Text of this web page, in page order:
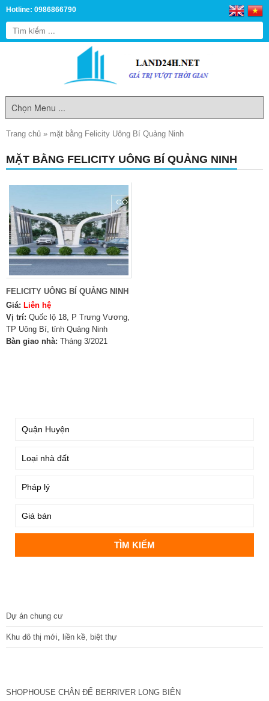
Hotline: 0986866790
Trang chủ » mặt bằng Felicity Uông Bí Quảng Ninh
MẶT BẰNG FELICITY UÔNG BÍ QUẢNG NINH
FELICITY UÔNG BÍ QUẢNG NINH
Giá: Liên hệ
Vị trí: Quốc lộ 18, P Trưng Vương,
TP Uông Bí, tỉnh Quảng Ninh
Bàn giao nhà: Tháng 3/2021
Dự án chung cư
Khu đô thị mới, liền kề, biệt thự
SHOPHOUSE CHÂN ĐẾ BERRIVER LONG BIÊN